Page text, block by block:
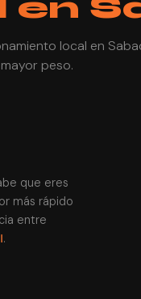
local en
peso.
que eres
más rápido
entre
.